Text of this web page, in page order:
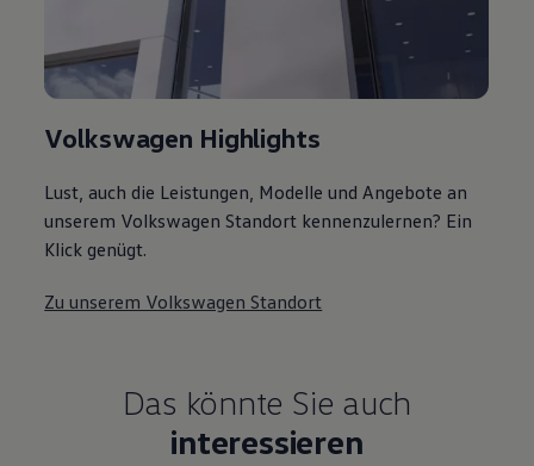
Volkswagen Highlights
Lust, auch die Leistungen, Modelle und Angebote an
unserem Volkswagen Standort kennenzulernen? Ein
Klick genügt.
Zu unserem Volkswagen Standort
Das könnte Sie auch
interessieren